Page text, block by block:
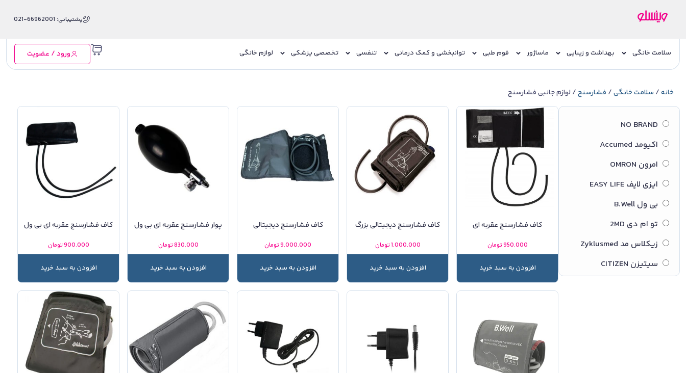
پشتیبانی: 66962001-021
سلامت خانگی بهداشت و زیبایی ماساژور فوم طبی توانبخشی و کمک درمانی تنفسی تخصصی پزشکی لوازم خانگی ورود / عضویت
خانه/ سلامت خانگی/ فشارسنج/ لوازم جانبی فشارسنج
اکیومد Accumed
امرون OMRON
ایزی لایف EASY LIFE
بی ول B.Well
تو ام دی 2MD
زیکلاس مد Zyklusmed
سیتیزن CITIZEN
کاف فشارسنج عقربه ای
950.000تومان
افزودن به سبد خرید
کاف فشارسنج دیجیتالی بزرگ
1.000.000تومان
افزودن به سبد خرید
کاف فشارسنج دیجیتالی
9.000.000تومان
افزودن به سبد خرید
پوار فشارسنج عقربه ای بی ول
830.000تومان
افزودن به سبد خرید
کاف فشارسنج عقربه ای بی ول
900.000تومان
افزودن به سبد خرید